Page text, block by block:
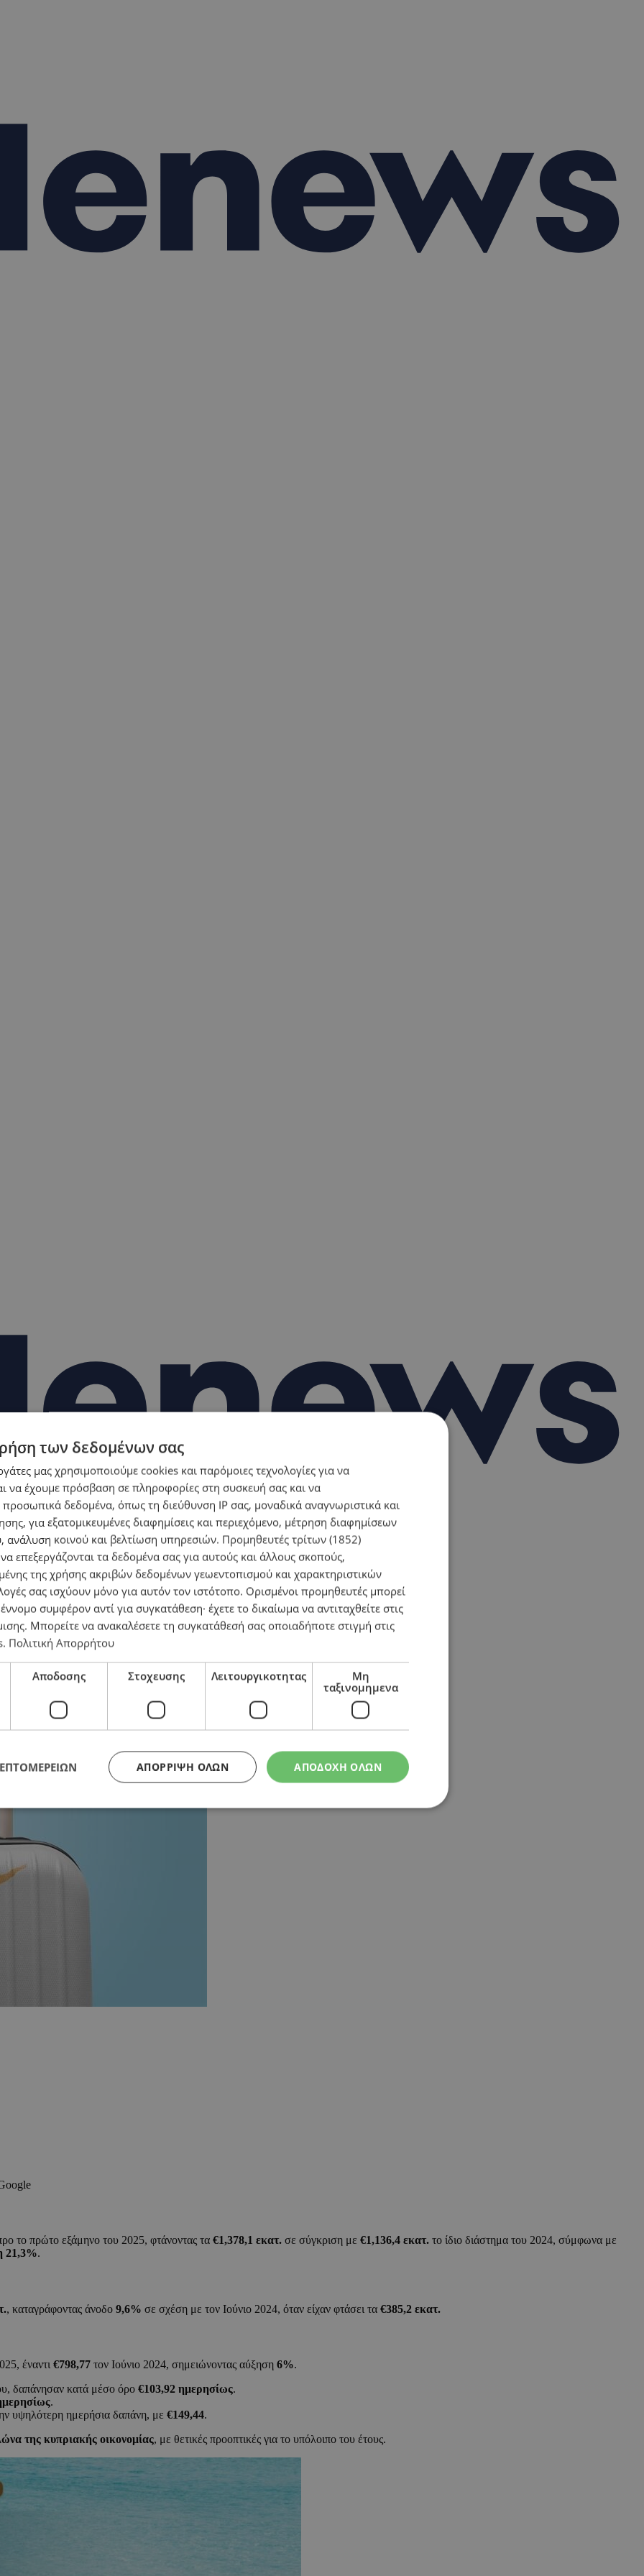
το πρώτο εξάμηνο του 2025, φτάνοντας τα €1,378,1 εκατ. σε σύγκριση με €1,136,4 εκατ. το ίδιο διάστημα του 2024, σύμφωνα με
21,3%.
, καταγράφοντας άνοδο 9,6% σε σχέση με τον Ιούνιο 2024, όταν είχαν φτάσει τα €385,2 εκατ.
έναντι €798,77 τον Ιούνιο 2024, σημειώνοντας αύξηση 6%.
δαπάνησαν κατά μέσο όρο €103,92 ημερησίως.
.
υψηλότερη ημερήσια δαπάνη, με €149,44.
της κυπριακής οικονομίας, με θετικές προοπτικές για το υπόλοιπο του έτους.
των δεδομένων σας
μας χρησιμοποιούμε cookies και παρόμοιες τεχνολογίες για να
να έχουμε πρόσβαση σε πληροφορίες στη συσκευή σας και να
προσωπικά δεδομένα, όπως τη διεύθυνση IP σας, μοναδικά αναγνωριστικά και
για εξατομικευμένες διαφημίσεις και περιεχόμενο, μέτρηση διαφημίσεων
ανάλυση κοινού και βελτίωση υπηρεσιών. Προμηθευτές τρίτων (1852)
να επεξεργάζονται τα δεδομένα σας για αυτούς και άλλους σκοπούς,
της χρήσης ακριβών δεδομένων γεωεντοπισμού και χαρακτηριστικών
σας ισχύουν μόνο για αυτόν τον ιστότοπο. Ορισμένοι προμηθευτές μπορεί
συμφέρον αντί για συγκατάθεση· έχετε το δικαίωμα να αντιταχθείτε στις
. Μπορείτε να ανακαλέσετε τη συγκατάθεσή σας οποιαδήποτε στιγμή στις
. Πολιτική Απορρήτου
Αποδοσης Στοχευσης Λειτουργικοτητας
Μη
ταξινομημενα
ΑΠΟΔΟΧΗ ΟΛΩΝ
ΑΠΌΡΡΙΨΗ ΌΛΩΝ